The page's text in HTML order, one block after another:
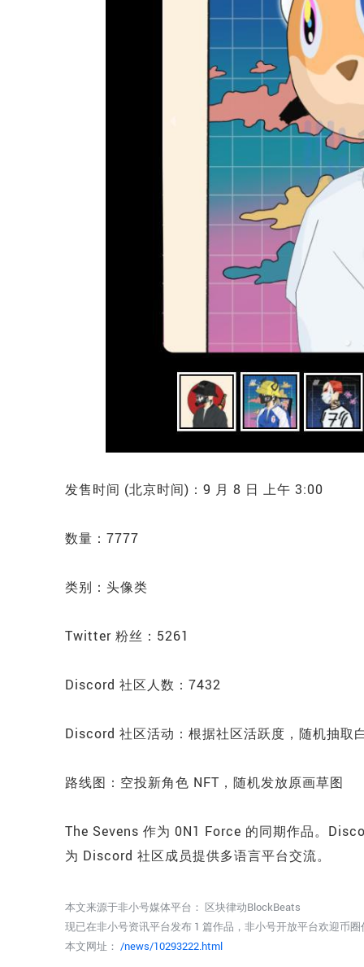
发售时间 (北京时间)：9 月 8 日 上午 3:00
数量：7777
类别：头像类
Twitter 粉丝：5261
Discord 社区人数：7432
Discord 社区活动：根据社区活跃度，随机抽取
路线图：空投新角色 NFT，随机发放原画草图
The Sevens 作为 0N1 Force 的同期作品。
为 Discord 社区成员提供多语言平台交流。
本文来源于非小号媒体平台： 区块律动BlockBeats
现已在非小号资讯平台发布 1 篇作品，非小号开放平台欢迎币
本文网址： /news/10293222.html